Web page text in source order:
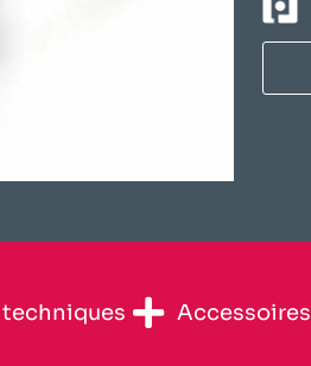
Accessoires